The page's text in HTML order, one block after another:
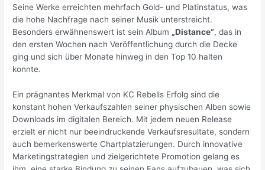
Seine Werke erreichten mehrfach Gold- und Platinstatus, was
die hohe Nachfrage nach seiner Musik unterstreicht.
Besonders erwähnenswert ist sein Album „Distance“, das in
den ersten Wochen nach Veröffentlichung durch die Decke
ging und sich über Monate hinweg in den Top 10 halten
konnte.
Ein prägnantes Merkmal von KC Rebells Erfolg sind die
konstant hohen Verkaufszahlen seiner physischen Alben sowie
Downloads im digitalen Bereich. Mit jedem neuen Release
erzielt er nicht nur beeindruckende Verkaufsresultate, sondern
auch bemerkenswerte Chartplatzierungen. Durch innovative
Marketingstrategien und zielgerichtete Promotion gelang es